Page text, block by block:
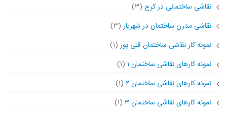
نقاشی ساختمانی در کرج (۳)
نقاشی مدرن ساختمان در شهریار (۳)
نمونه کار نقاشی ساختمان قلی پور (۱)
نمونه کارهای نقاشی ساختمان ۱ (۱)
نمونه کارهای نقاشی ساختمان ۲
(۱)
نمونه کارهای نقاشی ساختمان ۳
(۱)